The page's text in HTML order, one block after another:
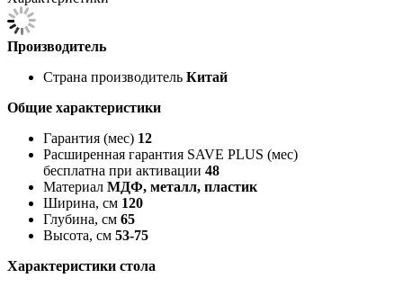
Производитель
Страна производитель Китай
Общие характеристики
Гарантия (мес) 12
Расширенная гарантия SAVE PLUS (мес)
бесплатна при активации 48
Материал МДФ, металл, пластик
Ширина, см 120
Глубина, см 65
Высота, см 53-75
Характеристики стола